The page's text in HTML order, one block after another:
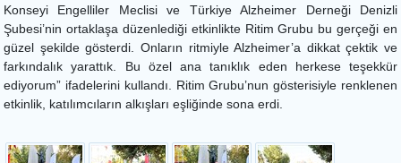
Konseyi Engelliler Meclisi ve Türkiye Alzheimer Derneği Denizli
Şubesi’nin ortaklaşa düzenlediği etkinlikte Ritim Grubu bu gerçeği en
güzel şekilde gösterdi. Onların ritmiyle Alzheimer’a dikkat çektik ve
farkındalık yarattık. Bu özel ana tanıklık eden herkese teşekkür
ediyorum” ifadelerini kullandı. Ritim Grubu’nun gösterisiyle renklenen
etkinlik, katılımcıların alkışları eşliğinde sona erdi.